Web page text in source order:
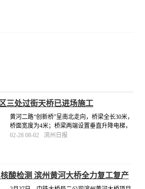
三处过街天桥已进场施工
黄河二路“创新桥”呈南北走向，桥梁全长30米，
桥面宽度为4米；桥梁两端设置垂直升降电梯，
人行梯道宽2.5米。市城管局将督促施工单位科
02-28 08-02 滨州日报
酸检测 滨州黄河大桥全力复工复产